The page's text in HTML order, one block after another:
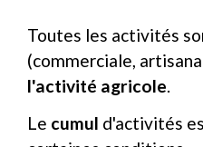
Toutes les activités
(commerciale,
l'activité agricole.
Le cumul d'activités